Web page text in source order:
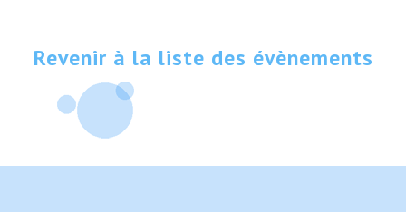
Revenir à la liste des évènements